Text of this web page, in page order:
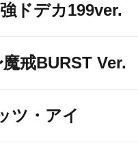
ドデカ199ver.
戒BURST Ver.
ツ・アイ